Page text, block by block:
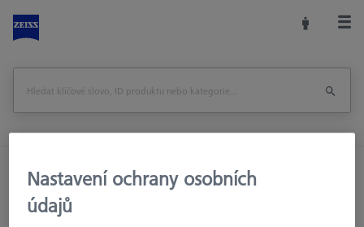
Domů Příslušenství strojů
Optická 3D Metrologie
Referenční značky
Referenční značky
Referenční značky 8,0 mm, retro-reflexní, nekódované, 1000
Nastavení ochrany osobních
údajů